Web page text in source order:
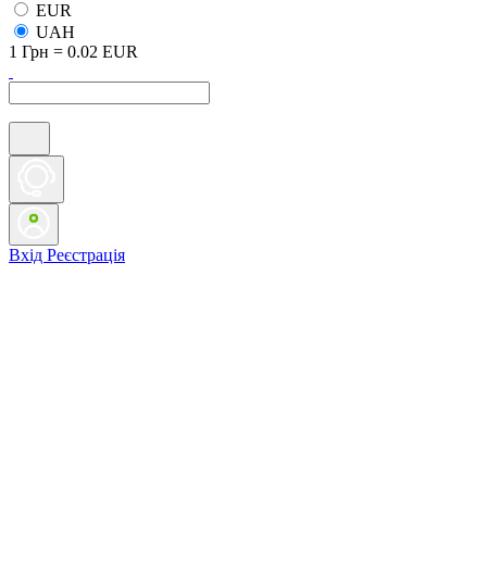
EUR
UAH
1 Грн = 0.02 EUR
Вхід Реєстрація